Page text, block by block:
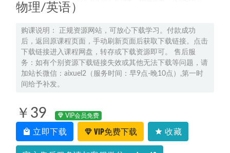
物理/英语）
购课说明： 正规资源网站，可放心下载学习。付款成功
后，返回原课程页面，手动刷新页面后获取下载链接。点击
下载链接进入课程网盘，转存或下载资源即可。 售后服
务：如有个别资源下载链接失效或其他无法下载等问题，请
加站长微信：aixuel2（服务时间：早9点-晚10点）,第一时
间给予补发。
￥39 VIP会员免费
立即下载 VIP免费下载 收藏
薛金星初中课程全解7-9年级语文-数学-英语-物理-化学全科
教程 2022-07-22
Python flask构建微信小程序订餐系统教程，10G百度网盘资源
打包下载 2021-09-28
集，97.97G百度网盘资源打包下载
2025杨雪高二生物a上学期暑假班+秋季班网课教程
三体有声读物全集,百度网盘资源打包下载 2021-07-23